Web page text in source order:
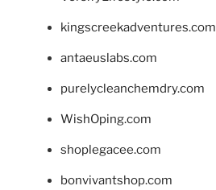
kingscreekadventures.com
antaeuslabs.com
purelycleanchemdry.com
WishOping.com
shoplegacee.com
bonvivantshop.com